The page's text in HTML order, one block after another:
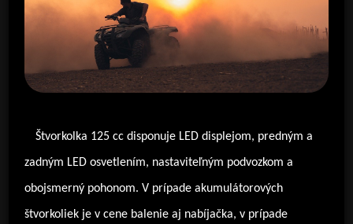
Štvorkolka 125 cc disponuje LED displejom, predným a
zadným LED osvetlením, nastaviteľným podvozkom a
obojsmerný pohonom. V prípade akumulátorových
štvorkoliek je v cene balenie aj nabíjačka, v prípade